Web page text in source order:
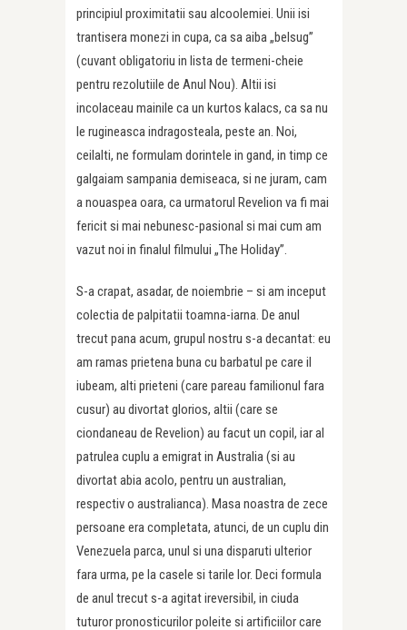
principiul proximitatii sau alcoolemiei. Unii isi
trantisera monezi in cupa, ca sa aiba „belsug”
(cuvant obligatoriu in lista de termeni-cheie
pentru rezolutiile de Anul Nou). Altii isi
incolaceau mainile ca un kurtos kalacs, ca sa nu
le rugineasca indragosteala, peste an. Noi,
ceilalti, ne formulam dorintele in gand, in timp ce
galgaiam sampania demiseaca, si ne juram, cam
a nouaspea oara, ca urmatorul Revelion va fi mai
fericit si mai nebunesc-pasional si mai cum am
vazut noi in finalul filmului „The Holiday”.
S-a crapat, asadar, de noiembrie – si am inceput
colectia de palpitatii toamna-iarna. De anul
trecut pana acum, grupul nostru s-a decantat: eu
am ramas prietena buna cu barbatul pe care il
iubeam, alti prieteni (care pareau familionul fara
cusur) au divortat glorios, altii (care se
ciondaneau de Revelion) au facut un copil, iar al
patrulea cuplu a emigrat in Australia (si au
divortat abia acolo, pentru un australian,
respectiv o australianca). Masa noastra de zece
persoane era completata, atunci, de un cuplu din
Venezuela parca, unul si una disparuti ulterior
fara urma, pe la casele si tarile lor. Deci formula
de anul trecut s-a agitat ireversibil, in ciuda
tuturor pronosticurilor poleite si artificiilor care